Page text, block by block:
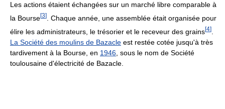
Les actions étaient échangées sur un marché libre comparable à
la Bourse[3]
. Chaque année, une assemblée était organisée pour
élire les administrateurs, le trésorier et le receveur des grains[4]
La Société des moulins de Bazacle est restée cotée jusqu'à très
tardivement à la Bourse, en 1946 , sous le nom de Société
toulousaine d'électricité de Bazacle.